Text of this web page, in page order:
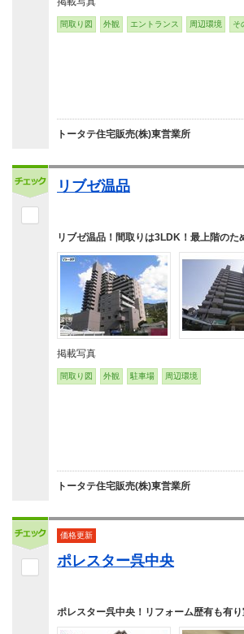
間取り図 外観 エントランス 周辺環境 そ
トータテ住宅販売(株)東営業所
リブゼ温品
リブゼ温品！間取りは3LDK！最上階の
掲載写真
間取り図 外観 駐車場 周辺環境
トータテ住宅販売(株)東営業所
価格更新
ポレスター呉中央
ポレスター呉中央！リフォーム歴有も有